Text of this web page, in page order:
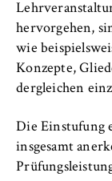
nicht in
Inhaber/
aufgrund
hervorgehen,
wie
Konzepte,
dergleichen
Die Einstufung
insgesamt